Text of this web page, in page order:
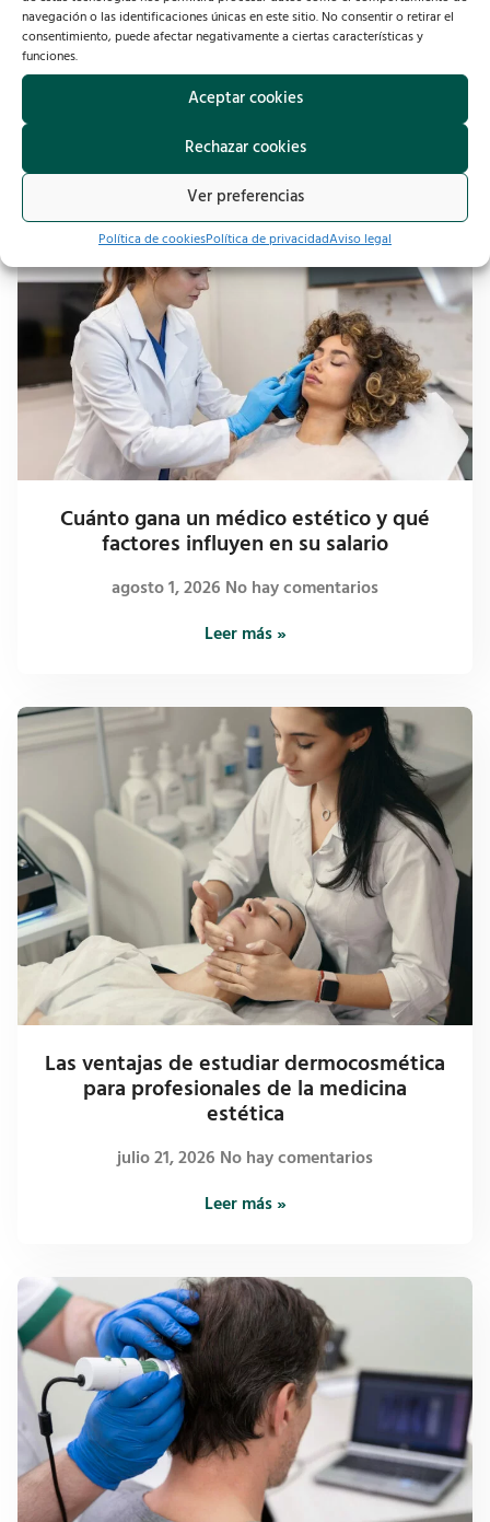
navegación o las identificaciones únicas en este sitio. No consentir o retirar el
consentimiento, puede afectar negativamente a ciertas características y
funciones.
Aceptar cookies
Rechazar cookies
Ver preferencias
Política de cookiesPolítica de privacidadAviso legal
BLOG
Últimos artículos
Cuánto gana un médico estético y qué
factores influyen en su salario
agosto 1, 2026 No hay comentarios
Leer más »
Las ventajas de estudiar dermocosmética
para profesionales de la medicina
estética
julio 21, 2026 No hay comentarios
Leer más »